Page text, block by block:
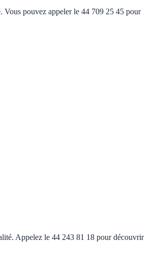
Vous pouvez appeler le 44 709 25 45 pour
Appelez le 44 243 81 18 pour découvrir